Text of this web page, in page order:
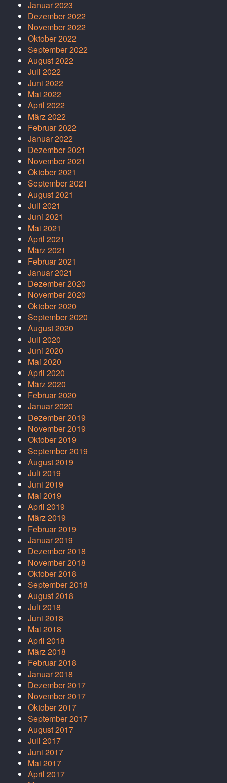
Januar 2023
Dezember 2022
November 2022
Oktober 2022
September 2022
August 2022
Juli 2022
Juni 2022
Mai 2022
April 2022
März 2022
Februar 2022
Januar 2022
Dezember 2021
November 2021
Oktober 2021
September 2021
August 2021
Juli 2021
Juni 2021
Mai 2021
April 2021
März 2021
Februar 2021
Januar 2021
Dezember 2020
November 2020
Oktober 2020
September 2020
August 2020
Juli 2020
Juni 2020
Mai 2020
April 2020
März 2020
Februar 2020
Januar 2020
Dezember 2019
November 2019
Oktober 2019
September 2019
August 2019
Juli 2019
Juni 2019
Mai 2019
April 2019
März 2019
Februar 2019
Januar 2019
Dezember 2018
November 2018
Oktober 2018
September 2018
August 2018
Juli 2018
Juni 2018
Mai 2018
April 2018
März 2018
Februar 2018
Januar 2018
Dezember 2017
November 2017
Oktober 2017
September 2017
August 2017
Juli 2017
Juni 2017
Mai 2017
April 2017